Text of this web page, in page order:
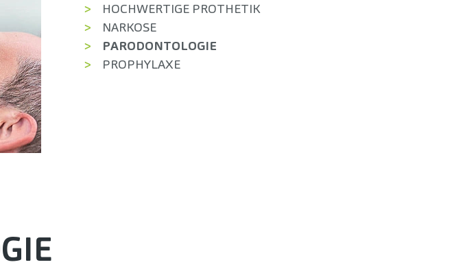
HOCHWERTIGE PROTHETIK
NARKOSE
PARODONTOLOGIE
PROPHYLAXE